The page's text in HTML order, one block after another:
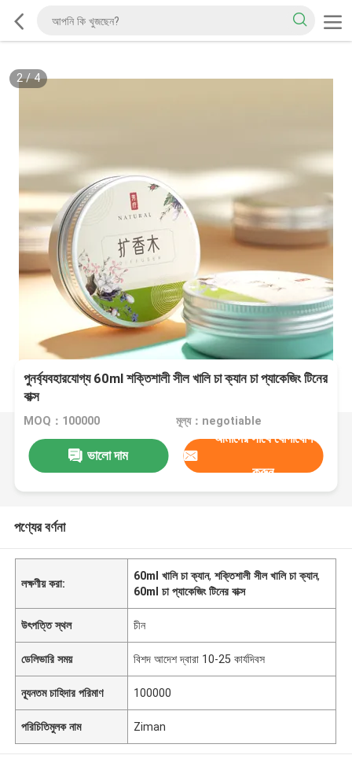
2/4
পুনর্ব্যবহারযোগ্য 60ml শক্তিশালী সীল খালি চা ক্যান চা প্যাকেজিং টিনের
বাক্স
MOQ：100000 মূল্য：negotiable
ভালো দাম
আমাদের সাথে যোগাযোগ
করুন
পণ্যের বর্ণনা
লক্ষণীয় করা:
60ml খালি চা ক্যান,শক্তিশালী সীল খালি চা ক্যান,
60ml চা প্যাকেজিং টিনের বাক্স
উৎপত্তি স্থল চীন
ডেলিভারি সময় বিশদ আদেশ দ্বারা 10-25 কার্যদিবস
ন্যূনতম চাহিদার পরিমাণ 100000
পরিচিতিমুলক নাম Ziman